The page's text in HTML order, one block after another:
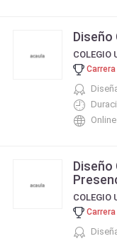
Diseño
COLEGIO
Carrera
Online
Diseño
COLEGIO
Carrera